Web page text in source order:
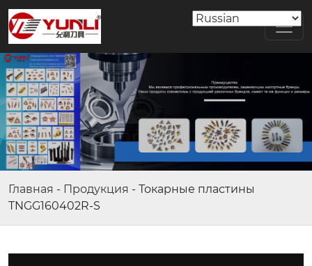
Главная - Продукция - Токарные пластины
TNGG160402R-S